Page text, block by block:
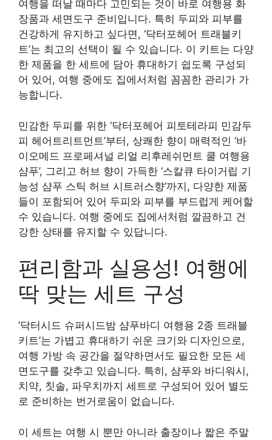
여행을 떠날 때마다 고민되는 것이 바로 여행용 화
장품과 세면도구 준비입니다. 특히 두피와 피부를
건강하게 유지하고 싶다면, ‘닥터포헤어 트래블키
트’는 최고의 선택이 될 수 있습니다. 이 키트는 다양
한 제품을 한 세트에 담아 휴대하기 쉽도록 구성되
어 있어, 여행 중에도 집에서처럼 꼼꼼한 관리가 가
능합니다.
민감한 두피를 위한 ‘닥터포헤어 피토테라피 민감두
피 헤어트리트먼트’부터, 상쾌한 향이 매력적인 ‘바
이오메드 프로페셔널 리얼 리후레쉬먼트 쿨 여행용
샴푸’, 그리고 허브 향이 가득한 ‘스칼큐 타이거립 기
능성 샴푸 스틱 허브 시트러스향’까지, 다양한 제품
들이 포함되어 있어 두피와 피부를 부드럽게 케어할
수 있습니다. 여행 중에도 집에서처럼 깔끔하고 건
강한 상태를 유지할 수 있답니다.
편리함과 실용성! 여행에
딱 맞는 세트 구성
‘닥터시드 슈퍼시드밤 샴푸바디 여행용 2종 트래블
키트’는 가볍고 휴대하기 쉬운 크기와 디자인으로,
여행 가방 속 공간을 절약하면서도 필요한 모든 세
면도구를 갖추고 있습니다. 특히, 샴푸와 바디워시,
치약, 칫솔, 파우치까지 세트로 구성되어 있어 별도
로 준비하는 번거로움이 없습니다.
이 세트는 여행 시 뿐만 아니라 출장이나 짧은 주말